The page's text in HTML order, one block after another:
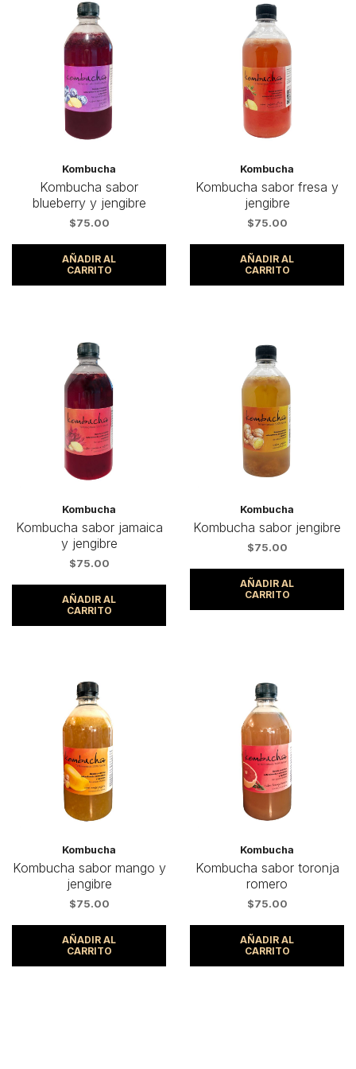
Kombucha
Kombucha sabor
blueberry y jengibre
$75.00
AÑADIR AL
CARRITO
Kombucha
Kombucha sabor fresa y
jengibre
$75.00
AÑADIR AL
CARRITO
Kombucha
Kombucha sabor jamaica
y jengibre
$75.00
AÑADIR AL
CARRITO
Kombucha
Kombucha sabor jengibre
$75.00
AÑADIR AL
CARRITO
Kombucha
Kombucha sabor mango y
jengibre
$75.00
AÑADIR AL
CARRITO
Kombucha
Kombucha sabor toronja
romero
$75.00
AÑADIR AL
CARRITO